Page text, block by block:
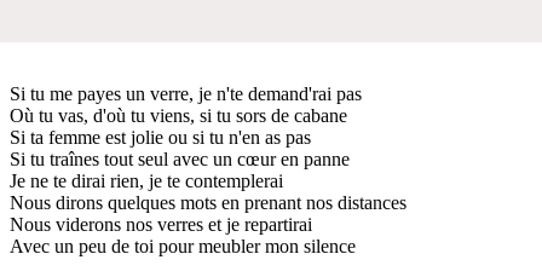
Si tu me payes un verre, je n'te demand'rai pas
Où tu vas, d'où tu viens, si tu sors de cabane
Si ta femme est jolie ou si tu n'en as pas
Si tu traînes tout seul avec un cœur en panne
Je ne te dirai rien, je te contemplerai
Nous dirons quelques mots en prenant nos distances
Nous viderons nos verres et je repartirai
Avec un peu de toi pour meubler mon silence